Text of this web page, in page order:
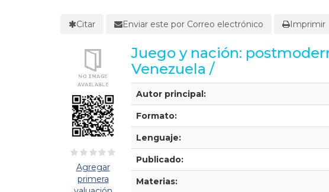
Citar Enviar este por Correo electrónico Imprimir
Agregar
primera
Juego y nación:
Venezuela /
Detalles Bibliográficos
Autor principal:
Formato:
Lenguaje:
Publicado:
Materias: